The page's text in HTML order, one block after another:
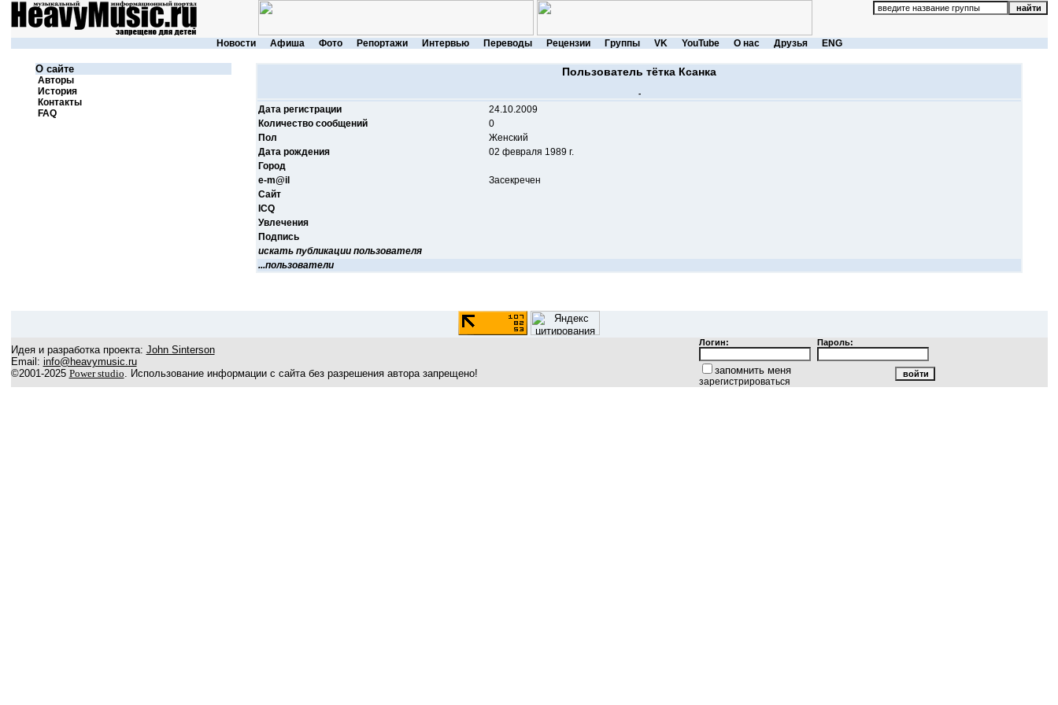
Новости Афиша Фото Репортажи Интервью Переводы Рецензии Группы VK YouTube О нас Друзья ENG
О сайте
Авторы
История
Контакты
FAQ
Пользователь тётка Ксанка
-
Дата регистрации
24.10.2009
Количество сообщений
0
Пол
Женский
Дата рождения
02 февраля 1989 г.
Город
e-m@il
Засекречен
Cайт
ICQ
Увлечения
Подпись
искать публикации пользователя
...пользователи
Идея и разработка проекта: John Sinterson
Email: info@heavymusic.ru
©2001-2025 Power studio. Использование информации с сайта без разрешения автора запрещено!
Логин: Пароль:
запомнить меня
зарегистрироваться